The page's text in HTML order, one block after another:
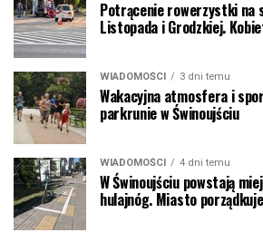
Potrącenie rowerzystki na
Listopada i Grodzkiej.
WIADOMOŚCI 3 dni temu
Wakacyjna atmosfera i
parkrunie w Świnoujściu
WIADOMOŚCI 4 dni temu
W Świnoujściu powstają
hulajnóg. Miasto